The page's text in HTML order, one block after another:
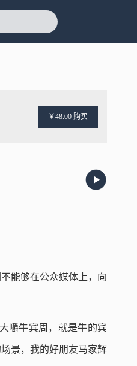
￥48.00 购买
能够在公众媒体上，向
嚼牛宾周，就是牛的宾
景，我的好朋友马家辉